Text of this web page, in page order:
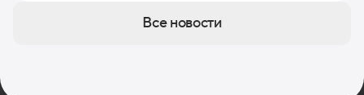
Все новости